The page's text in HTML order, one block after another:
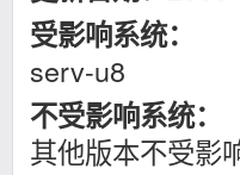
受影响系统：
serv-u8
不受影响系统：
其他版本不受影